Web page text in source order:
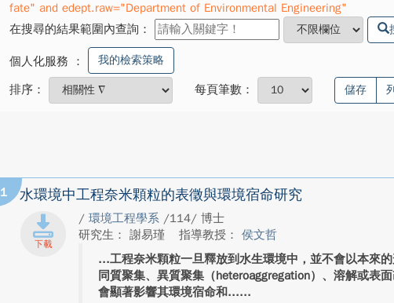
fate" and edept.raw="Department of Environmental Engineering"
在搜尋的結果範圍內查詢：
個人化服務 ： 我的檢索策略
排序： 每頁筆數： 儲存
1 水環境中工程奈米顆粒的表徵與環境宿命研究
/ 環境工程學系 /114/ 博士
研究生： 謝易瑾
指導教授： 侯文哲
工程奈米顆粒一旦釋放到水生環境中，並不會以本來
同質聚集、異質聚集（heteroaggregation）、溶解或表
會顯著影響其環境宿命和...